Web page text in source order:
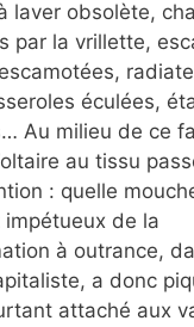
laver obsolète,
par la vrillette,
éculées,
Au milieu de ce
au tissu
: quelle
de la
à outrance,
a donc
attaché aux